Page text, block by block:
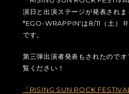
演日と出演ステージが発表されま
*EGO-WRAPPIN'は8/11（土）
です。
第三弾出演者発表もされたので
覧ください！
「RISING SUN ROCK